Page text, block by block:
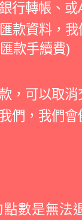
行轉帳、
款資料，
款手續費)
，可以取消
們，我們
數是無法